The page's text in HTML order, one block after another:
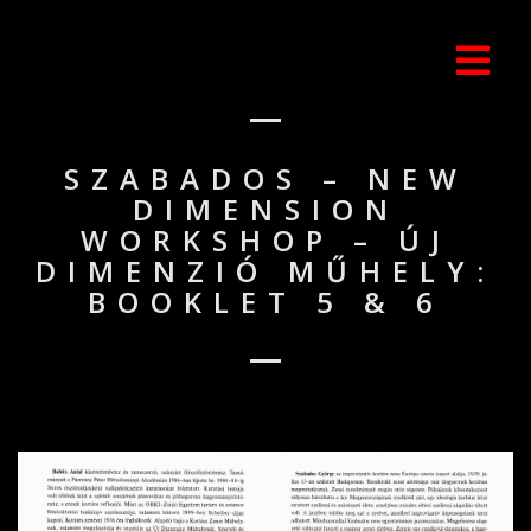
SZABADOS – NEW
DIMENSION
WORKSHOP – ÚJ
DIMENZIÓ MŰHELY:
BOOKLET 5 & 6